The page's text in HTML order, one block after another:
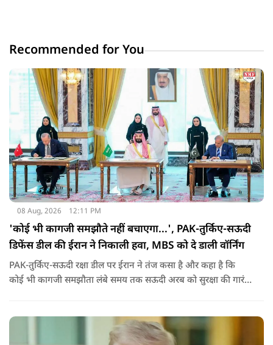
Recommended for You
08 Aug, 2026 12:11 PM
'कोई भी कागजी समझौते नहीं बचाएगा...', PAK-तुर्किए-सऊदी
डिफेंस डील की ईरान ने निकाली हवा, MBS को दे डाली वॉर्निंग
PAK-तुर्किए-सऊदी रक्षा डील पर ईरान ने तंज कसा है और कहा है कि
कोई भी कागजी समझौता लंबे समय तक सऊदी अरब को सुरक्षा की गारंटी